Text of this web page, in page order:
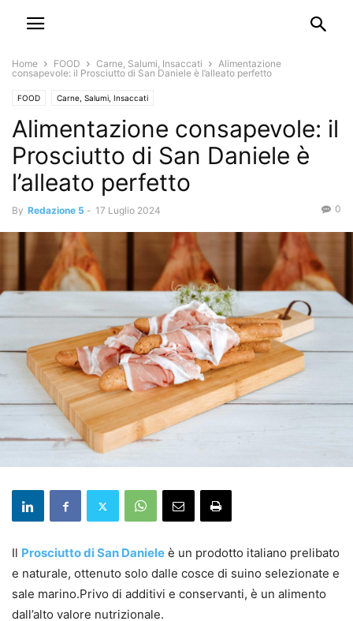
Home FOOD Carne, Salumi, Insaccati
Alimentazione
consapevole: il Prosciutto di San Daniele è l’alleato perfetto
FOOD Carne, Salumi, Insaccati
Alimentazione consapevole: il
Prosciutto di San Daniele è
l’alleato perfetto
By Redazione 5 - 17 Luglio 2024 0
Il Prosciutto di San Daniele è un prodotto italiano prelibato
e naturale, ottenuto solo dalle cosce di suino selezionate e
sale marino.Privo di additivi e conservanti, è un alimento
dall’alto valore nutrizionale.